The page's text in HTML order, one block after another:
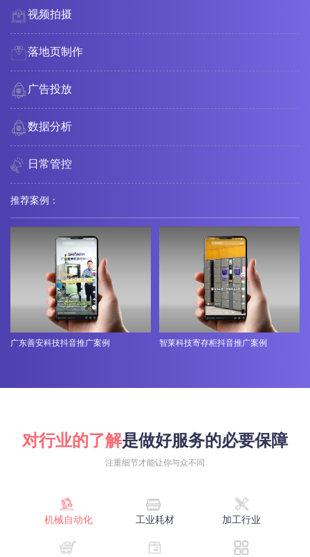
视频拍摄
落地页制作
广告投放
数据分析
日常管控
推荐案例：
广东善安科技抖音推广案例 智莱科技寄存柜抖音推广案例
对行业的了解是做好服务的必要保障
注重细节才能让你与众不同
机械自动化 工业耗材 加工行业